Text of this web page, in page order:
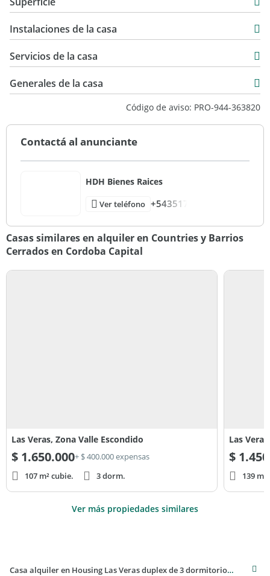
Alquiler
$ 1.450.000
165 m2
139 m2
Instalaciones de la casa
Servicios de la casa
Generales de la casa
Código de aviso: PRO-944-363820
Contactá al anunciante
HDH Bienes Raices
Ver teléfono +543517
Casas similares en alquiler en Countries y Barrios
Cerrados en Cordoba Capital
Las Veras, Zona Valle Escondido
$ 1.650.000+ $ 400.000 expensas
107 m² cubie.
3 dorm.
Las
$
139
Ver más propiedades similares
Casa alquiler en Housing Las Veras duplex de 3 dormitorios 2 baños con patio valle escondido